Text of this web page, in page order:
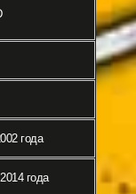
года
года